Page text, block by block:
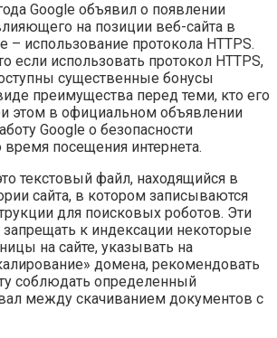
Google объявил о появлении
на позиции веб-сайта в
– использование протокола HTTPS.
если использовать протокол HTTPS,
существенные бонусы
преимущества перед теми, кто его
этом в официальном объявлении
Google о безопасности
время посещения интернета.
текстовый файл, находящийся в
сайта, в котором записываются
для поисковых роботов. Эти
запрещать к индексации некоторые
на сайте, указывать на
домена, рекомендовать
соблюдать определенный
между скачиванием документов с